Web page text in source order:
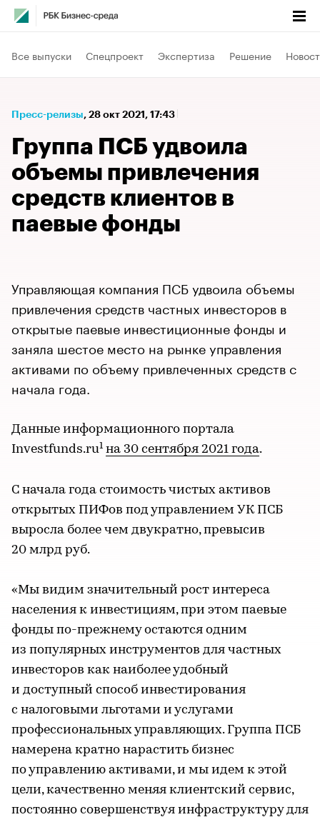
Все выпуски Спецпроект Экспертиза Решение
Пресс-релизы⁠, 28 окт 2021, 17:43
Группа ПСБ удвоила
объемы привлечения
средств клиентов в
паевые фонды
Управляющая компания ПСБ удвоила объемы
привлечения средств частных инвесторов в
открытые паевые инвестиционные фонды и
заняла шестое место на рынке управления
активами по объему привлеченных средств с
начала года.
Данные информационного портала
Investfunds.ru1 на 30 сентября 2021 года.
С начала года стоимость чистых активов
открытых ПИФов под управлением УК ПСБ
выросла более чем двукратно, превысив
20 млрд руб.
«Мы видим значительный рост интереса
населения к инвестициям, при этом паевые
фонды по-прежнему остаются одним
из популярных инструментов для частных
инвесторов как наиболее удобный
и доступный способ инвестирования
с налоговыми льготами и услугами
профессиональных управляющих. Группа ПСБ
намерена кратно нарастить бизнес
по управлению активами, и мы идем к этой
цели, качественно меняя клиентский сервис,
постоянно совершенствуя инфраструктуру для